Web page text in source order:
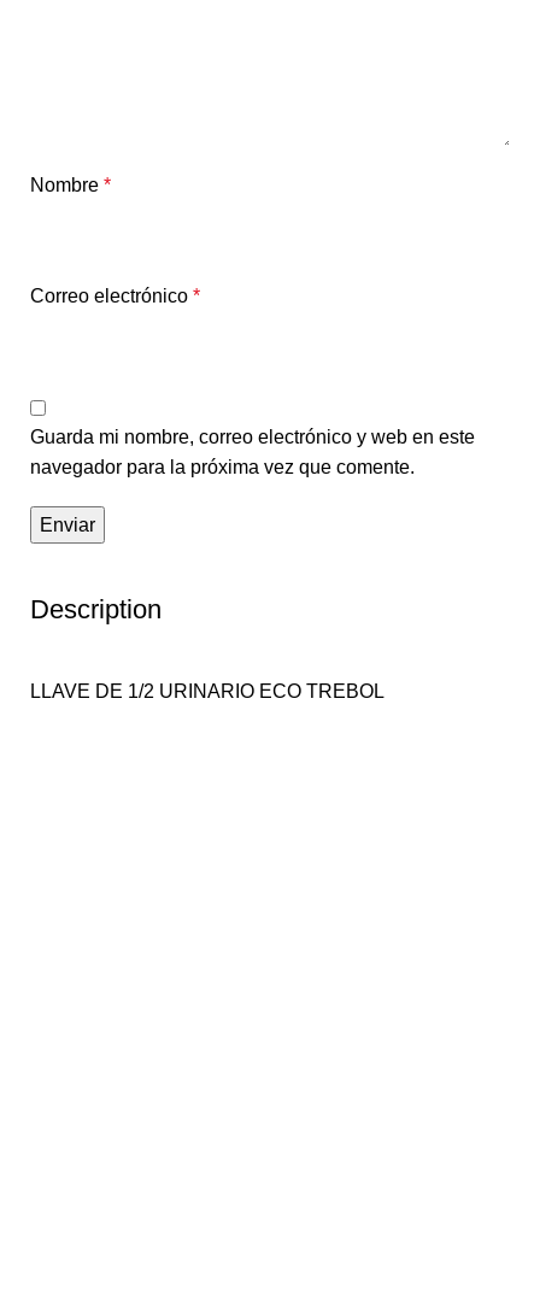
Nombre *
Correo electrónico *
Guarda mi nombre, correo electrónico y web en este
navegador para la próxima vez que comente.
Description
LLAVE DE 1/2 URINARIO ECO TREBOL